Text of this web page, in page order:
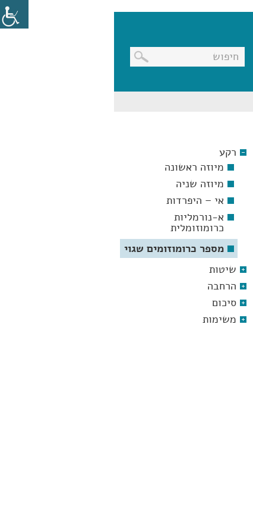
רקע
מיוזה ראשונה
מיוזה שניה
אי – היפרדות
א-נורמליות
כרומוזומלית
מספר כרומוזומים שגוי
שיטות
הרחבה
סיכום
משימות